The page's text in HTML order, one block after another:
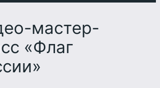
мастер-
«Флаг